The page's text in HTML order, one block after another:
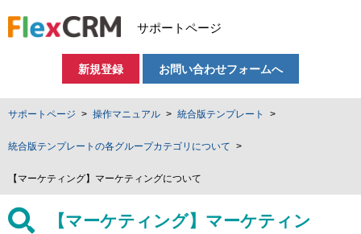
サポートページ
新規登録 お問い合わせフォームへ
サポートページ 操作マニュアル 統合版テンプレート
統合版テンプレートの各グループカテゴリについて
【マーケティング】マーケティングについて
【マーケティング】マーケティン